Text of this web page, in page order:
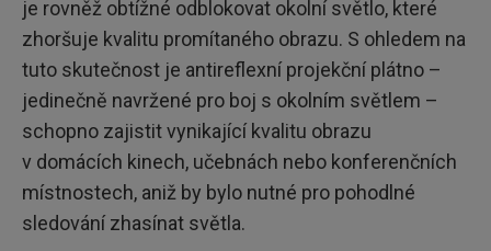
je rovněž obtížné odblokovat okolní světlo, které
zhoršuje kvalitu promítaného obrazu. S ohledem na
tuto skutečnost je antireflexní projekční plátno –
jedinečně navržené pro boj s okolním světlem –
schopno zajistit vynikající kvalitu obrazu
v domácích kinech, učebnách nebo konferenčních
místnostech, aniž by bylo nutné pro pohodlné
sledování zhasínat světla.